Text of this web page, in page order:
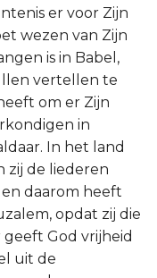
er voor Zijn
wezen van Zijn
is in Babel,
vertellen te
om er Zijn
in
In het land
zij de liederen
en daarom heeft
opdat zij die
God vrijheid
uit de